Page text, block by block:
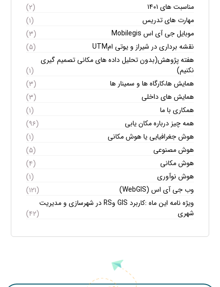
مناسبت های ۱۴۰۱
(۲)
مهارت های تدریس
(۱)
موبایل جی آی اس Mobilegis
(۳)
نقشه برداری در شیراز و یوتی امUTM
(۵)
هفته پژوهش(بدون تحلیل داده های مکانی تصمیم گیری
نکنیم)
(۱)
همایش ها،کارگاه ها و سمینار ها
(۳)
همایش های داخلی
(۳)
همکاری با ما
(۱)
همه چیز درباره مکان یابی
(۹۶)
هوش جغرافیایی یا هوش مکانی
(۱)
هوش مصنوعی
(۵)
هوش مکانی
(۴)
هوش نوآوری
(۱)
وب جی آی اس (WebGIS)
(۱۲۱)
ویژه نامه این ماه :کاربرد GIS وRS در شهرسازی و مدیریت
شهری
(۴۲)